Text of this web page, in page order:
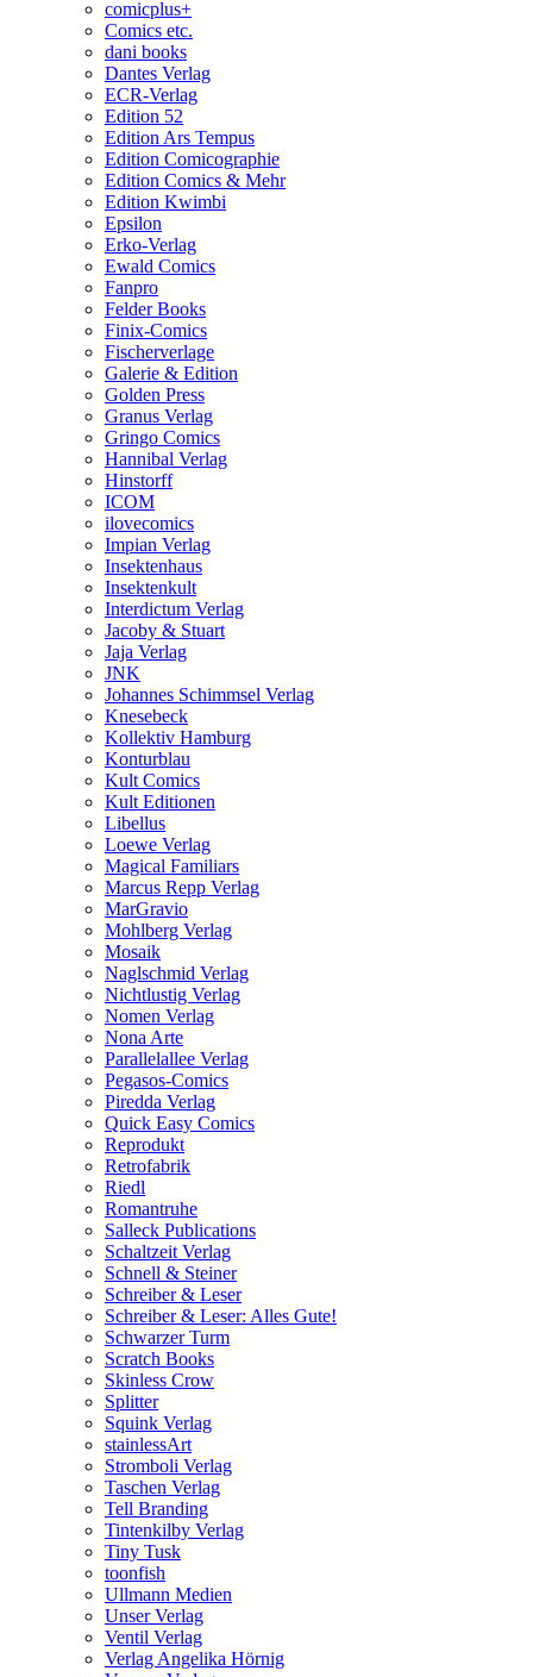
comicplus+
Comics etc.
dani books
Dantes Verlag
ECR-Verlag
Edition 52
Edition Ars Tempus
Edition Comicographie
Edition Comics & Mehr
Edition Kwimbi
Epsilon
Erko-Verlag
Ewald Comics
Fanpro
Felder Books
Finix-Comics
Fischerverlage
Galerie & Edition
Golden Press
Granus Verlag
Gringo Comics
Hannibal Verlag
Hinstorff
ICOM
ilovecomics
Impian Verlag
Insektenhaus
Insektenkult
Interdictum Verlag
Jacoby & Stuart
Jaja Verlag
JNK
Johannes Schimmsel Verlag
Knesebeck
Kollektiv Hamburg
Konturblau
Kult Comics
Kult Editionen
Libellus
Loewe Verlag
Magical Familiars
Marcus Repp Verlag
MarGravio
Mohlberg Verlag
Mosaik
Naglschmid Verlag
Nichtlustig Verlag
Nomen Verlag
Nona Arte
Parallelallee Verlag
Pegasos-Comics
Piredda Verlag
Quick Easy Comics
Reprodukt
Retrofabrik
Riedl
Romantruhe
Salleck Publications
Schaltzeit Verlag
Schnell & Steiner
Schreiber & Leser
Schreiber & Leser: Alles Gute!
Schwarzer Turm
Scratch Books
Skinless Crow
Splitter
Squink Verlag
stainlessArt
Stromboli Verlag
Taschen Verlag
Tell Branding
Tintenkilby Verlag
Tiny Tusk
toonfish
Ullmann Medien
Unser Verlag
Ventil Verlag
Verlag Angelika Hörnig